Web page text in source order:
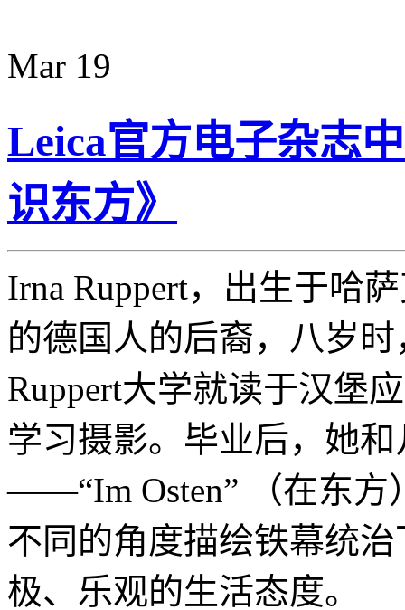
Mar 19
Leica官方电子杂志
识东方》
Irna Ruppert，出生于哈
的德国人的后裔，八岁
Ruppert大学就读于汉堡
学习摄影。毕业后，她
——“Im Osten” （在东方
不同的角度描绘铁幕统
极、乐观的生活态度。